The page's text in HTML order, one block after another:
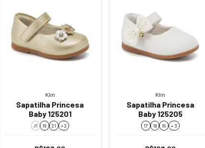
Klin
Sapatilha Princesa
Baby 125201
18 19 21 + 2
Klin
Sapatilha Princesa
Baby 125205
17 18 19 + 3